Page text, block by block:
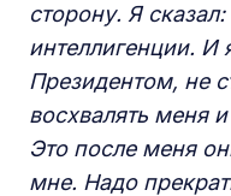
сторону. Я
интеллигенции. И
Президентом, не
восхвалять меня
Это после меня
мне. Надо